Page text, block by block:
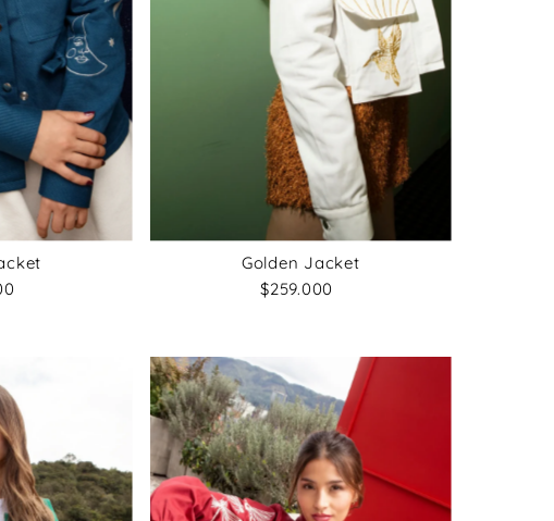
Fecha: antiguo(a) a
reciente
Fecha: reciente a
antiguo(a)
Golden Jacket
Precio
$259.000